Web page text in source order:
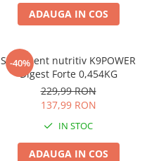
ADAUGA IN COS
-40%
Supliment nutritiv K9POWER
Digest Forte 0,454KG
229,99 RON
137,99 RON
IN STOC
ADAUGA IN COS